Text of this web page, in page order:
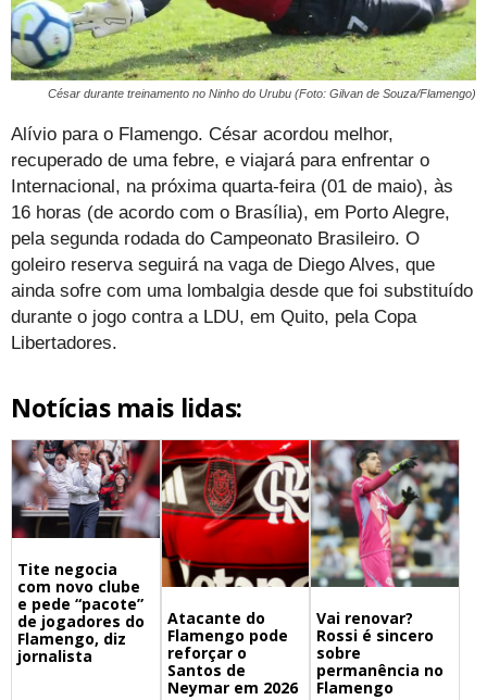
César durante treinamento no Ninho do Urubu (Foto: Gilvan de Souza/Flamengo)
Alívio para o Flamengo. César acordou melhor,
recuperado de uma febre, e viajará para enfrentar o
Internacional, na próxima quarta-feira (01 de maio), às
16 horas (de acordo com o Brasília), em Porto Alegre,
pela segunda rodada do Campeonato Brasileiro. O
goleiro reserva seguirá na vaga de Diego Alves, que
ainda sofre com uma lombalgia desde que foi substituído
durante o jogo contra a LDU, em Quito, pela Copa
Libertadores.
Notícias mais lidas:
Tite negocia
com novo clube
e pede “pacote”
de jogadores do
Flamengo, diz
jornalista
Atacante do
Flamengo pode
reforçar o
Santos de
Neymar em 2026
Vai renovar?
Rossi é sincero
sobre
permanência no
Flamengo